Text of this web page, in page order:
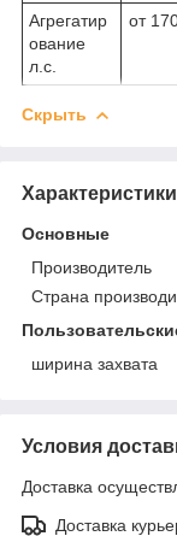
Агрегатир
ование
л.с.
от
Скрыть
Характеристики
Основные
Производитель
Страна
ширина захвата
Условия
Доставка
Доставка